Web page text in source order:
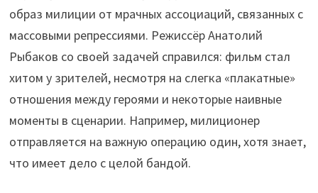
образ милиции от мрачных ассоциаций, связанных с
массовыми репрессиями. Режиссёр Анатолий
Рыбаков со своей задачей справился: фильм стал
хитом у зрителей, несмотря на слегка «плакатные»
отношения между героями и некоторые наивные
моменты в сценарии. Например, милиционер
отправляется на важную операцию один, хотя знает,
что имеет дело с целой бандой.